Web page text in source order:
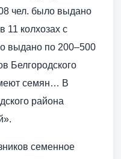
чел. было выдано
11 колхозах с
выдано по 200–500
Белгородского
семян… В
района
семенное